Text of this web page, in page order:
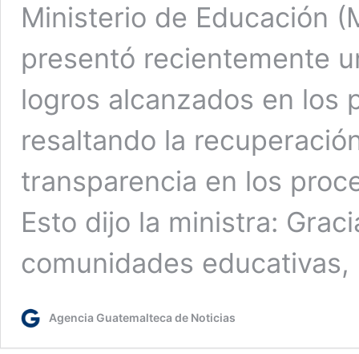
Ministerio de Educación
presentó recientemente
logros alcanzados en los
resaltando la
transparencia en los
Esto dijo la ministra:
comunidades
Agencia Guatemalteca de Noticias